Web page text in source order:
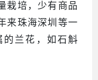
栽培，少有商品
来珠海深圳等一
的兰花，如石斛